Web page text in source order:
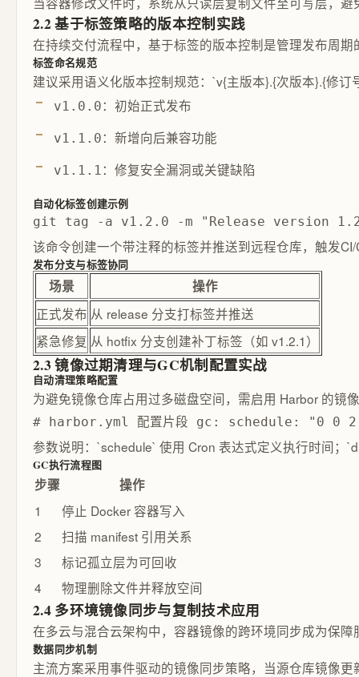
2.2 基于标签策略的版本控制实践
在持续交付流程中，基于标签的版本控制是管理发布周
标签命名规范
建议采用语义化版本控制规范：`v{主版本}.{次版本}.{修订
v1.0.0：初始正式发布
v1.1.0：新增向后兼容功能
v1.1.1：修复安全漏洞或关键缺陷
自动化标签创建示例
git tag -a v1.2.0 -m "Release version
该命令创建一个带注释的标签并推送到远程仓库，触发
发布分支与标签协同
场景
操作
正式发布 从 release 分支打标签并推送
紧急修复 从 hotfix 分支创建补丁标签（如 v1.2.1）
2.3 镜像过期清理与GC机制配置实战
自动清理策略配置
为避免镜像仓库占用过多磁盘空间，需启用 Harbor 的镜
# harbor.yml 配置片段 gc: schedule: "0 0
参数说明：`schedule` 使用 Cron 表达式定义执行时间；
GC执行流程图
步骤
操作
1
停止 Docker 容器写入
2
扫描 manifest 引用关系
3
标记孤立层为可回收
4
物理删除文件并释放空间
2.4 多环境镜像同步与复制技术应用
在多云与混合云架构中，容器镜像的跨环境同步成为保
数据同步机制
主流方案采用事件驱动的镜像同步策略，当源仓库镜像